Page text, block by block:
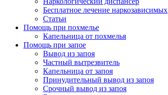
Бесплатное лечение наркозависимых
Статьи
Помощь при похмелье
Капельница от похмелья
Помощь при запое
Вывод из запоя
Частный вытрезвитель
Капельница от запоя
Принудительный вывод из запоя
Срочный вывод из запоя